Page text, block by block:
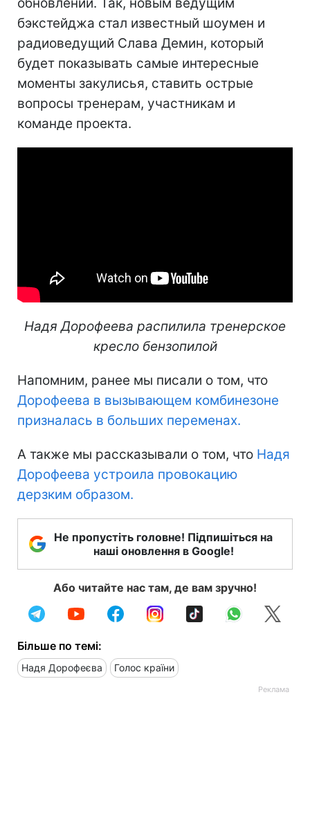
бэкстейджа стал известный шоумен и
радиоведущий Слава Демин, который
будет показывать самые интересные
моменты закулисья, ставить острые
вопросы тренерам, участникам и
команде проекта.
Надя Дорофеева распилила тренерское
кресло бензопилой
Напомним, ранее мы писали о том, что
Дорофеева в вызывающем комбинезоне
призналась в больших переменах.
А также мы рассказывали о том, что Надя
Дорофеева устроила провокацию
дерзким образом.
Не пропустіть головне! Підпишіться на
наші оновлення в Google!
Або читайте нас там, де вам зручно!
Більше по темі:
Надя Дорофеєва Голос країни